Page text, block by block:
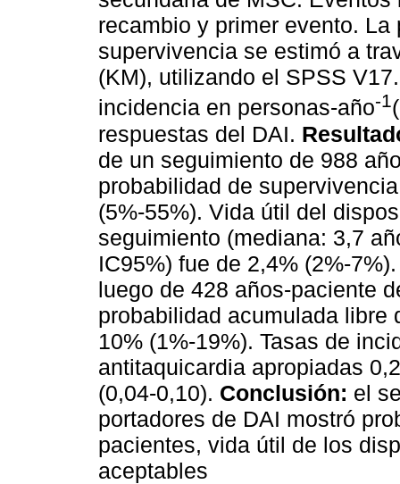
recambio y primer evento.
supervivencia se estimó a
(KM), utilizando el SPSS
incidencia en personas-año-1
respuestas del DAI.
de un seguimiento de 988
probabilidad de
(5%-55%). Vida útil del
seguimiento (mediana: 3,7
IC95%) fue de 2,4% (2%-
luego de 428 años-paciente
probabilidad acumulada libre
10% (1%-19%). Tasas de
antitaquicardia apropiadas
(0,04-0,10). Conclusión: el
portadores de DAI mostró
pacientes, vida útil de los
aceptables